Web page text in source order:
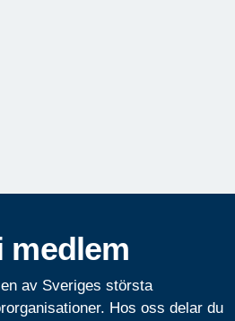
medlem
av Sveriges största
Hos oss delar du